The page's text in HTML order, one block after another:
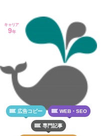
キャリア
9年
広告コピー WEB・SEO
専門記事